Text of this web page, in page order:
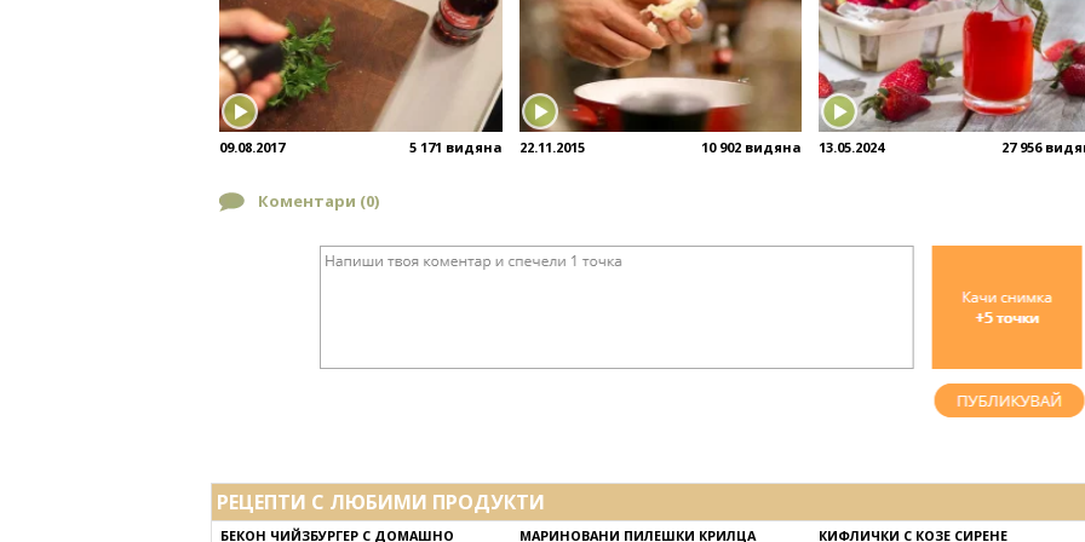
09.08.2017 5 171 видяна 22.11.2015 10 902 видяна 13.05.2024 27 956
Коментари (0)
РЕЦЕПТИ С ЛЮБИМИ ПРОДУКТИ
БЕКОН ЧИЙЗБУРГЕР С ДОМАШНО МАРИНОВАНИ ПИЛЕШКИ КРИЛЦА КИФЛИЧКИ С КОЗЕ СИРЕНЕ